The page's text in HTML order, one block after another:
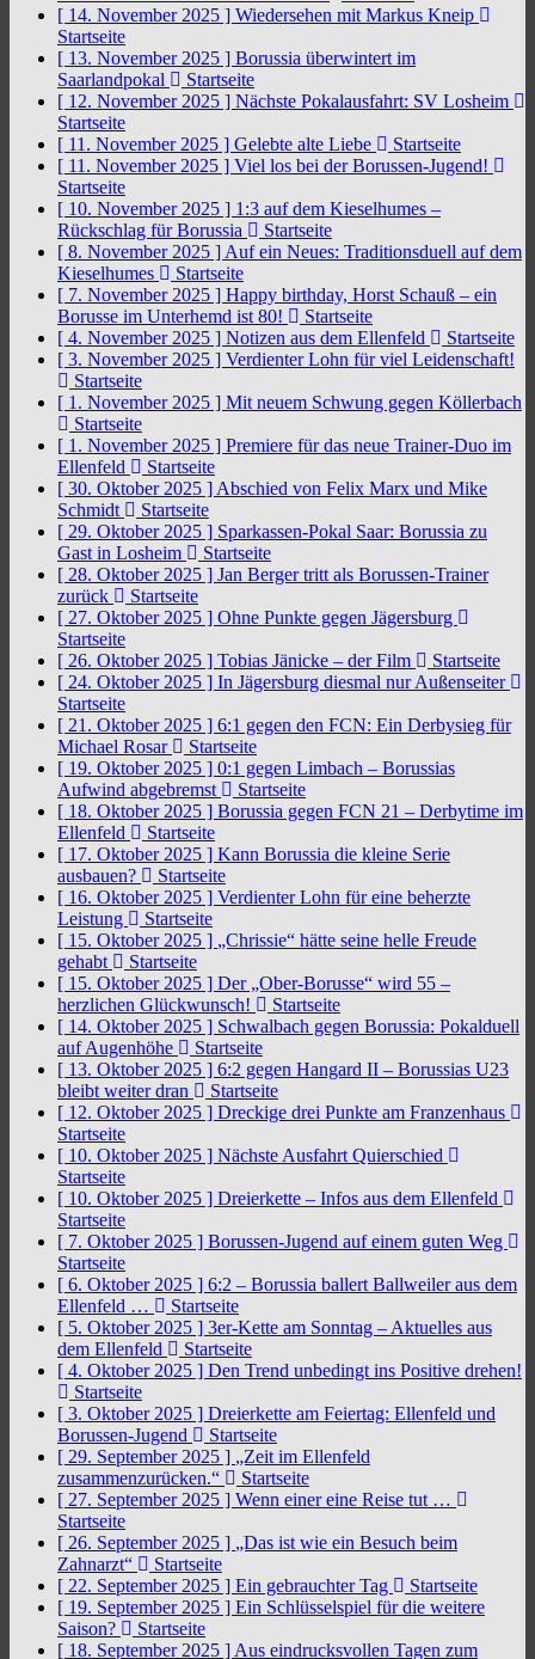
[ 14. November 2025 ] Wiedersehen mit Markus Kneip
Startseite
[ 13. November 2025 ] Borussia überwintert im
Saarlandpokal
Startseite
[ 12. November 2025 ] Nächste Pokalausfahrt: SV Losheim
Startseite
[ 11. November 2025 ] Gelebte alte Liebe
Startseite
[ 11. November 2025 ] Viel los bei der Borussen-Jugend!
Startseite
[ 10. November 2025 ] 1:3 auf dem Kieselhumes –
Rückschlag für Borussia
Startseite
[ 8. November 2025 ] Auf ein Neues: Traditionsduell auf dem
Kieselhumes
Startseite
[ 7. November 2025 ] Happy birthday, Horst Schauß – ein
Borusse im Unterhemd ist 80!
Startseite
[ 4. November 2025 ] Notizen aus dem Ellenfeld
Startseite
[ 3. November 2025 ] Verdienter Lohn für viel Leidenschaft!
Startseite
[ 1. November 2025 ] Mit neuem Schwung gegen Köllerbach
Startseite
[ 1. November 2025 ] Premiere für das neue Trainer-Duo im
Ellenfeld
Startseite
[ 30. Oktober 2025 ] Abschied von Felix Marx und Mike
Schmidt
Startseite
[ 29. Oktober 2025 ] Sparkassen-Pokal Saar: Borussia zu
Gast in Losheim
Startseite
[ 28. Oktober 2025 ] Jan Berger tritt als Borussen-Trainer
zurück
Startseite
[ 27. Oktober 2025 ] Ohne Punkte gegen Jägersburg
Startseite
[ 26. Oktober 2025 ] Tobias Jänicke – der Film
Startseite
[ 24. Oktober 2025 ] In Jägersburg diesmal nur Außenseiter
Startseite
[ 21. Oktober 2025 ] 6:1 gegen den FCN: Ein Derbysieg für
Michael Rosar
Startseite
[ 19. Oktober 2025 ] 0:1 gegen Limbach – Borussias
Aufwind abgebremst
Startseite
[ 18. Oktober 2025 ] Borussia gegen FCN 21 – Derbytime im
Ellenfeld
Startseite
[ 17. Oktober 2025 ] Kann Borussia die kleine Serie
ausbauen?
Startseite
[ 16. Oktober 2025 ] Verdienter Lohn für eine beherzte
Leistung
Startseite
[ 15. Oktober 2025 ] „Chrissie“ hätte seine helle Freude
gehabt
Startseite
[ 15. Oktober 2025 ] Der „Ober-Borusse“ wird 55 –
herzlichen Glückwunsch!
Startseite
[ 14. Oktober 2025 ] Schwalbach gegen Borussia: Pokalduell
auf Augenhöhe
Startseite
[ 13. Oktober 2025 ] 6:2 gegen Hangard II – Borussias U23
bleibt weiter dran
Startseite
[ 12. Oktober 2025 ] Dreckige drei Punkte am Franzenhaus
Startseite
[ 10. Oktober 2025 ] Nächste Ausfahrt Quierschied
Startseite
[ 10. Oktober 2025 ] Dreierkette – Infos aus dem Ellenfeld
Startseite
[ 7. Oktober 2025 ] Borussen-Jugend auf einem guten Weg
Startseite
[ 6. Oktober 2025 ] 6:2 – Borussia ballert Ballweiler aus dem
Ellenfeld …
Startseite
[ 5. Oktober 2025 ] 3er-Kette am Sonntag – Aktuelles aus
dem Ellenfeld
Startseite
[ 4. Oktober 2025 ] Den Trend unbedingt ins Positive drehen!
Startseite
[ 3. Oktober 2025 ] Dreierkette am Feiertag: Ellenfeld und
Borussen-Jugend
Startseite
[ 29. September 2025 ] „Zeit im Ellenfeld
zusammenzurücken.“
Startseite
[ 27. September 2025 ] Wenn einer eine Reise tut …
Startseite
[ 26. September 2025 ] „Das ist wie ein Besuch beim
Zahnarzt“
Startseite
[ 22. September 2025 ] Ein gebrauchter Tag
Startseite
[ 19. September 2025 ] Ein Schlüsselspiel für die weitere
Saison?
Startseite
[ 18. September 2025 ] Aus eindrucksvollen Tagen zum